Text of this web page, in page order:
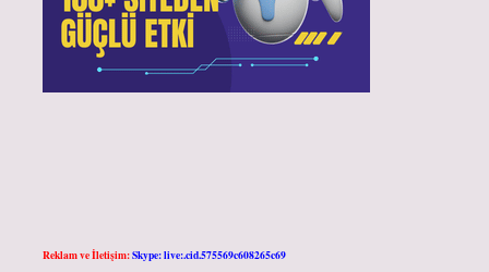
Reklam ve İletişim:Skype: live:.cid.575569c608265c69